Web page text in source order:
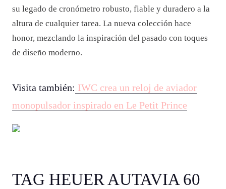
su legado de cronómetro robusto, fiable y duradero a la
altura de cualquier tarea. La nueva colección hace
honor, mezclando la inspiración del pasado con toques
de diseño moderno.
Visita también: IWC crea un reloj de aviador
monopulsador inspirado en Le Petit Prince
TAG HEUER AUTAVIA 60